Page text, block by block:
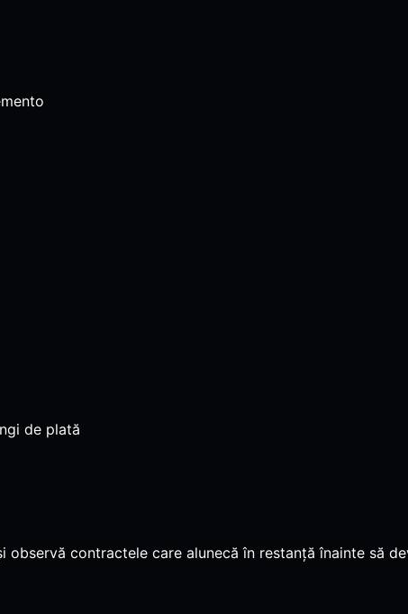
de plată
contractele care alunecă în restanță înainte să